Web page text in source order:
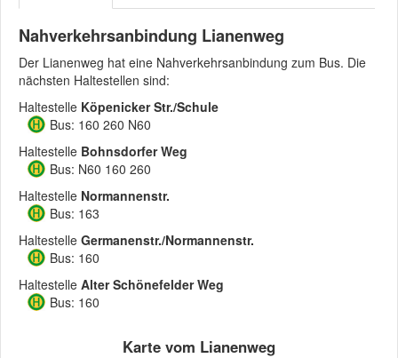
Nahverkehrsanbindung Lianenweg
Der Lianenweg hat eine Nahverkehrsanbindung zum Bus. Die
nächsten Haltestellen sind:
Haltestelle Köpenicker Str./Schule
Bus: 160 260 N60
Haltestelle Bohnsdorfer Weg
Bus: N60 160 260
Haltestelle Normannenstr.
Bus: 163
Haltestelle Germanenstr./Normannenstr.
Bus: 160
Haltestelle Alter Schönefelder Weg
Bus: 160
Karte vom Lianenweg